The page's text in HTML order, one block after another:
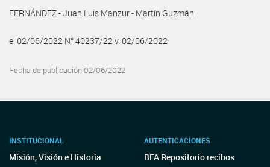
FERNÁNDEZ - Juan Luis Manzur - Martín Guzmán
e. 02/06/2022 N° 40237/22 v. 02/06/2022
Fecha de publicación 02/06/2022
INSTITUCIONAL
Misión, Visión e Historia
AUTENTICACIONES
BFA Repositorio recibos